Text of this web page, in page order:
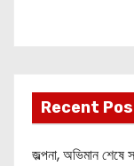
Recent
জল্পনা, অভিমান শেষে